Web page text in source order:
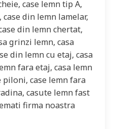
case lemn tip A,
din lemn lamelar,
din lemn chertat,
grinzi lemn, casa
din lemn cu etaj, casa
fara etaj, casa lemn
piloni, case lemn fara
casute lemn fast
firma noastra